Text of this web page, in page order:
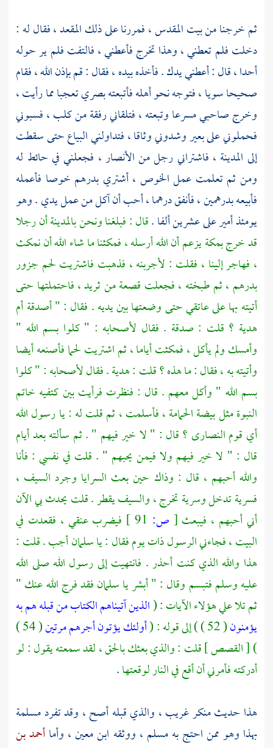
ثم خرجنا منبيت المقدس ،فمررنا على ذلك المقعد ، فقال له :
دخلت فلم تعطني ، وهذا تخرج فأعطني ، فالتفت فلم ير حوله
أحدا ، قال : أعطني يدك . فأخذه بيده ، فقال : قم بإذن الله ، فقام
صحيحا سويا ، فتوجه نحو أهله فأتبعته بصري تعجبا مما رأيت ،
وخرج صاحبي مسرعا وتبعته ، فتلقاني رفقة منكلب ،فسبوني
فحملوني على بعير وشدوني وثاقا ، فتداولني البياع حتى سقطت
إلى المدينة ، فاشتراني رجل من الأنصار ، فجعلني في حائط له
ومن ثم تعلمت عمل الخوص ، أشتري بدرهم خوصا فأعمله
فأبيعه بدرهمين ، فأنفق درهما ، أحب أن آكل من عمل يدي . وهو
يومئذ أمير على عشرين ألفا .قال : فبلغنا ونحنبالمدينةأن رجلا
قد خرجبمكةيزعم أن الله أرسله ، فمكثنا ما شاء الله أن نمكث
، فهاجر إلينا ، فقلت : لأجربنه ، فذهبت فاشتريت لحم جزور
بدرهم ، ثم طبخته ، فجعلت قصعة من ثريد ، فاحتملتها حتى
أتيته بها على عاتقي حتى وضعتها بين يديه . فقال : " أصدقة أم
هدية ؟ قلت : صدقة . فقال لأصحابه : " كلوا بسم الله "
وأمسك ولم يأكل ، فمكثت أياما ، ثم اشتريت لحما فأصنعه أيضا
وأتيته به ، فقال : ما هذه ؟ قلت : هدية . فقال لأصحابه : " كلوا
بسم الله " وأكل معهم . قال : فنظرت فرأيت بين كتفيه خاتم
النبوة مثل بيضة الحمامة ، فأسلمت ، ثم قلت له : يا رسول الله
أي قوم النصارى ؟ قال : " لا خير فيهم " . ثم سألته بعد أيام
قال : " لا خير فيهم ولا فيمن يحبهم " . قلت في نفسي : فأنا
والله أحبهم ، قال : وذاك حين بعث السرايا وجرد السيف ،
فسرية تدخل وسرية تخرج ، والسيف يقطر . قلت يحدث بي الآن
أني أحبهم ، فيبعث [ ص:
فيضرب عنقي ، فقعدت في
البيت ، فجاءني الرسول ذات يوم فقال : ياسلمانأجب . قلت :
هذا والله الذي كنت أحذر . فانتهيت إلى رسول الله صلى الله
عليه وسلم فتبسم وقال : " أبشر ياسلمانفقد فرج الله عنك "
ثم تلا علي هؤلاء الآيات : (الذين آتيناهم الكتاب من قبله هم به
يؤمنون( 52 ) ) إلى قوله : ( أولئك يؤتون أجرهم مرتين
( 54 )
) [ القصص ] قلت : والذي بعثك بالحق ، لقد سمعته يقول : لو
أدركته فأمرني أن أقع في النار لوقعتها.
هذا حديث منكر غريب ، والذي قبله أصح ، وقد تفردمسلمة
بهذا وهو ممن احتج بهمسلم ، ووثقه ابن معين ، وأماأحمد بن